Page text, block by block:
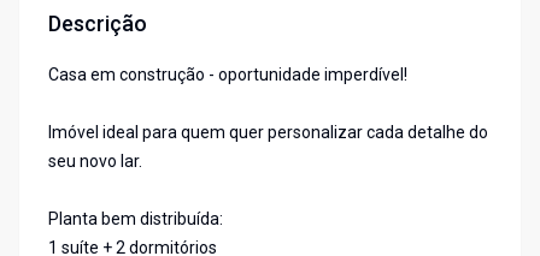
Descrição
Casa em construção - oportunidade imperdível!
Imóvel ideal para quem quer personalizar cada detalhe do
seu novo lar.
Planta bem distribuída:
1 suíte + 2 dormitórios